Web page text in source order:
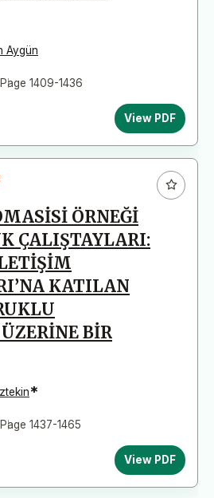
Aygün
Page 1409-1436
View PDF
ÖRNEĞİ
ÇALIŞTAYLARI:
KATILAN
BİR
*
Page 1437-1465
View PDF